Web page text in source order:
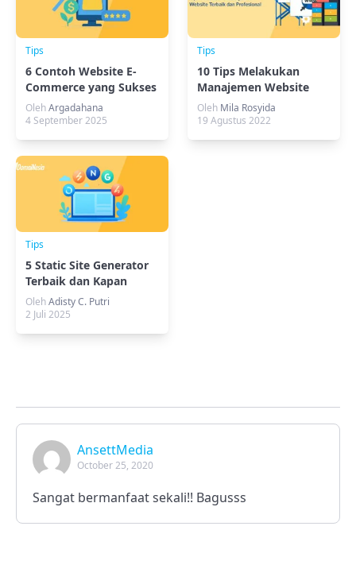
Tips
6 Contoh Website E-
Commerce yang Sukses
Menarik Pembeli
OlehArgadahana
4 September 2025
Tips
10 Tips Melakukan
Manajemen Website
Terbaik dan Profesional
Oleh Mila Rosyida
19 Agustus 2022
Tips
5 Static Site Generator
Terbaik dan Kapan
Sebaiknya Digunakan
OlehAdisty C. Putri
2 Juli 2025
AnsettMedia
October 25, 2020
Sangat bermanfaat sekali!! Bagusss